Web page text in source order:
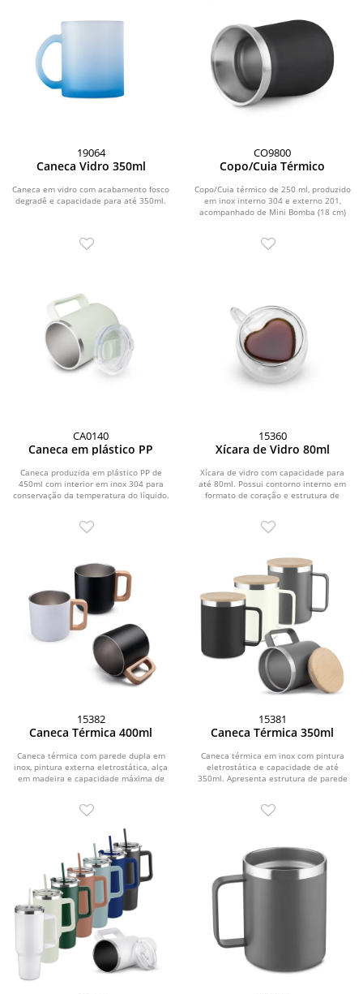
19064
Caneca Vidro 350ml
Caneca em vidro com acabamento fosco
degradê e capacidade para até 350ml.
CO9800
Copo/Cuia Térmico
Copo/Cuia térmico de 250 ml, produzido
em inox interno 304 e externo 201,
acompanhado de Mini Bomba (18 cm)
CA0140
Caneca em plástico PP
Caneca produzida em plástico PP de
450ml com interior em inox 304 para
conservação da temperatura do líquido.
15360
Xícara de Vidro 80ml
Xícara de vidro com capacidade para
até 80ml. Possui contorno interno em
formato de coração e estrutura de
15382
Caneca Térmica 400ml
Caneca térmica com parede dupla em
inox, pintura externa eletrostática, alça
em madeira e capacidade máxima de
15381
Caneca Térmica 350ml
Caneca térmica em inox com pintura
eletrostática e capacidade de até
350ml. Apresenta estrutura de parede